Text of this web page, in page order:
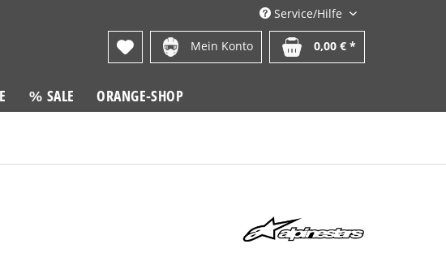
Service/Hilfe
Mein Konto 0,00 € *
% SALE ORANGE-SHOP